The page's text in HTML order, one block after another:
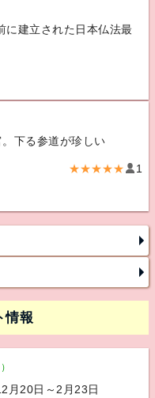
に建立された日本仏法最
下る参道が珍しい
★★★★★ 1
情報
月20日～2月23日